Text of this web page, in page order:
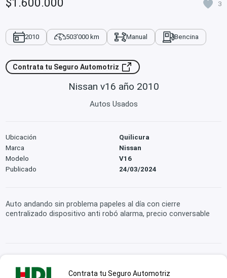
3
2010 503'000 km Manual Bencina
Contrata tu Seguro Automotriz
Nissan v16 año 2010
Autos Usados
Ubicación
Quilicura
Marca
Nissan
Modelo
V16
Publicado
24/03/2024
Auto andando sin problema papeles al día con cierre
centralizado dispositivo anti robó alarma, precio conversable
Contrata tu Seguro Automotriz